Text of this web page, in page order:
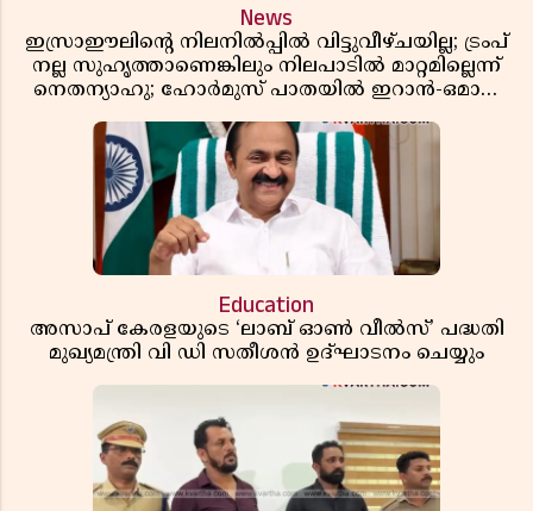
News
ഇസ്രാഈലിന്റെ നിലനിൽപ്പിൽ വിട്ടുവീഴ്ചയില്ല; ട്രംപ്
നല്ല സുഹൃത്താണെങ്കിലും നിലപാടിൽ മാറ്റമില്ലെന്ന്
നെതന്യാഹു; ഹോർമുസ് പാതയിൽ ഇറാൻ-ഒമാൻ
Education
അസാപ് കേരളയുടെ ‘ലാബ് ഓൺ വീൽസ്’ പദ്ധതി
മുഖ്യമന്ത്രി വി ഡി സതീശൻ ഉദ്ഘാടനം ചെയ്യും